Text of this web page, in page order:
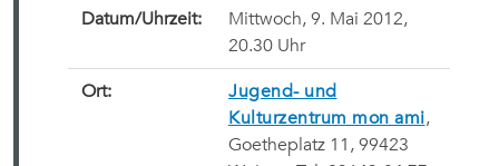
Datum/Uhrzeit:
Mittwoch, 9. Mai 2012,
20.30 Uhr
Ort:
Jugend- und
Kulturzentrum mon ami,
Goetheplatz 11, 99423